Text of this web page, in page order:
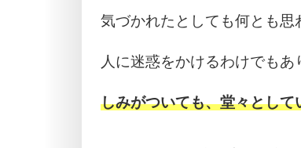
気づかれたとしても何とも思
人に迷惑をかけるわけでもあ
しみがついても、堂々として